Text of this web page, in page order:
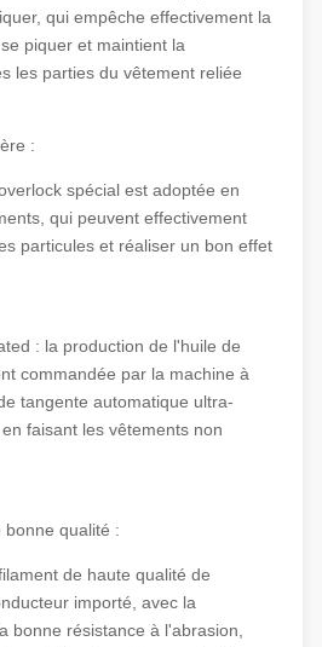
qui empêche effectivement la
piquer et maintient la
les parties du vêtement reliée
:
spécial est adoptée en
qui peuvent effectivement
particules et réaliser un bon effet
: la production de l'huile de
commandée par la machine à
tangente automatique ultra-
faisant les vêtements non
bonne qualité :
de haute qualité de
importé, avec la
bonne résistance à l'abrasion,